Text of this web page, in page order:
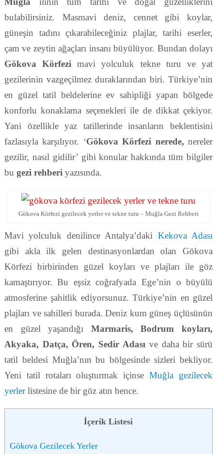
bulabilirsiniz. Masmavi deniz, cennet gibi koylar,
güneşin tadını çıkarabileceğiniz plajlar, tarihi eserler,
çam ve zeytin ağaçları insanı büyülüyor. Bundan dolayı
Gökova Körfezi mavi yolculuk tekne turu ve yat
gezilerinin vazgeçilmez duraklarından biri. Türkiye’nin
en güzel tatil beldelerine ev sahipliği yapan bölgede
konforlu konaklama seçenekleri ile de dikkat çekiyor.
Yani özellikle yaz tatillerinde insanların beklentisini
fazlasıyla karşılıyor. ‘Gökova Körfezi nerede, nereler
gezilir, nasıl gidilir’ gibi konular hakkında tüm bilgiler
bu gezi rehberi yazısında.
Gökova Körfezi gezilecek yerler ve tekne turu – Muğla Gezi Rehberi
Mavi yolculuk denilince Antalya’daki Kekova Adası
gibi akla ilk gelen destinasyonlardan olan Gökova
Körfezi birbirinden güzel koyları ve plajları ile göz
kamaştırıyor. Bu eşsiz coğrafyada Ege’nin o büyülü
atmosferine şahitlik ediyorsunuz. Türkiye’nin en güzel
plajları ve sahilleri burada. Deniz kum güneş üçlüsünün
en güzel yaşandığı Marmaris, Bodrum koyları,
Akyaka, Datça, Ören, Sedir Adası ve daha bir sürü
tatil beldesi Muğla’nın bu bölgesinde sizleri bekliyor.
Yeni tatil rotaları oluşturmak içinseMuğla gezilecek
yerlerlistesine de bir göz atın bence.
İçerik Listesi
Gökova Gezilecek Yerler